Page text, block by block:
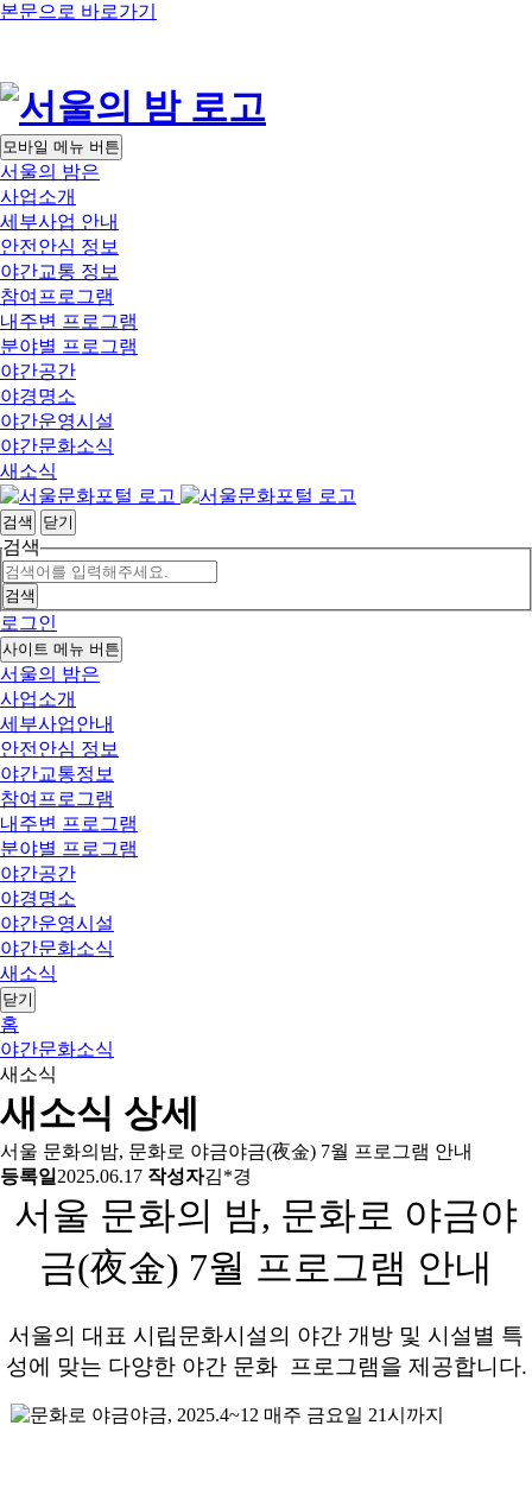
본문으로 바로가기
모바일 메뉴 버튼
서울의 밤은
사업소개
세부사업 안내
안전안심 정보
야간교통 정보
참여프로그램
내주변 프로그램
분야별 프로그램
야간공간
야경명소
야간운영시설
야간문화소식
새소식
검색 닫기
검색
검색
로그인
사이트 메뉴 버튼
서울의 밤은
사업소개
세부사업안내
안전안심 정보
야간교통정보
참여프로그램
내주변 프로그램
분야별 프로그램
야간공간
야경명소
야간운영시설
야간문화소식
새소식
닫기
홈
야간문화소식
새소식
새소식 상세
서울 문화의밤, 문화로 야금야금(夜金) 7월 프로그램 안내
등록일 2025.06.17 작성자김*경
서울 문화의 밤, 문화로 야금야
금(夜金) 7월 프로그램 안내
서울의 대표 시립문화시설의 야간 개방 및 시설별 특
성에 맞는 다양한 야간 문화 프로그램을 제공합니다.